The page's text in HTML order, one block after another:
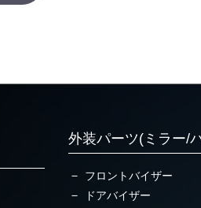
外装パーツ(ミラー/
フロントバイザー
ドアバイザー